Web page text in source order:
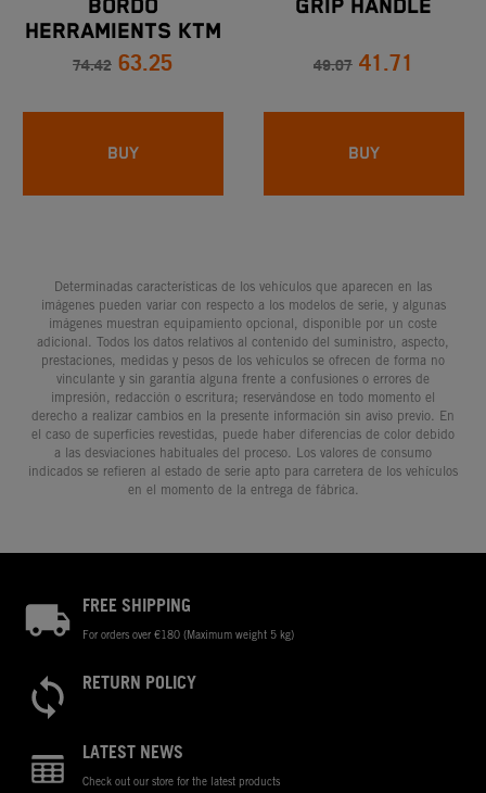
BORDO
HERRAMIENTS KTM
74.42 63.25
BUY
GRIP HANDLE
49.07 41.71
BUY
Determinadas características de los vehículos que aparecen en las
imágenes pueden variar con respecto a los modelos de serie, y algunas
imágenes muestran equipamiento opcional, disponible por un coste
adicional. Todos los datos relativos al contenido del suministro, aspecto,
prestaciones, medidas y pesos de los vehículos se ofrecen de forma no
vinculante y sin garantía alguna frente a confusiones o errores de
impresión, redacción o escritura; reservándose en todo momento el
derecho a realizar cambios en la presente información sin aviso previo. En
el caso de superficies revestidas, puede haber diferencias de color debido
a las desviaciones habituales del proceso. Los valores de consumo
indicados se refieren al estado de serie apto para carretera de los vehículos
en el momento de la entrega de fábrica.
FREE SHIPPING
For orders over €180 (Maximum weight 5 kg)
RETURN POLICY
LATEST NEWS
Check out our store for the latest products